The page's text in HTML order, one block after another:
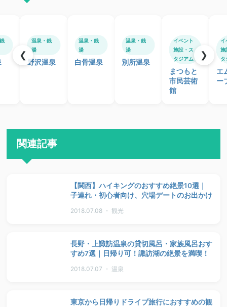
温泉・銭
湯
野沢温泉
温泉・銭
湯
白骨温泉
温泉・銭
湯
別所温泉
イベント
施設・ス
タジアム
まつもと
市民芸術
館
イ
施
タ
エ
ー
❮ ❯
関連記事
【関西】ハイキングのおすすめ絶景10選｜
子連れ・初心者向け、穴場デートのお出かけ
2018.07.08 ・ 観光
長野・上諏訪温泉の貸切風呂・家族風呂おす
すめ7選｜日帰り可！諏訪湖の絶景を満喫！
2018.07.07 ・ 温泉
東京から日帰りドライブ旅行におすすめの観